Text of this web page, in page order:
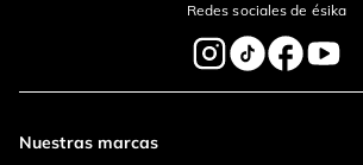
Redes sociales de ésika
Nuestras marcas